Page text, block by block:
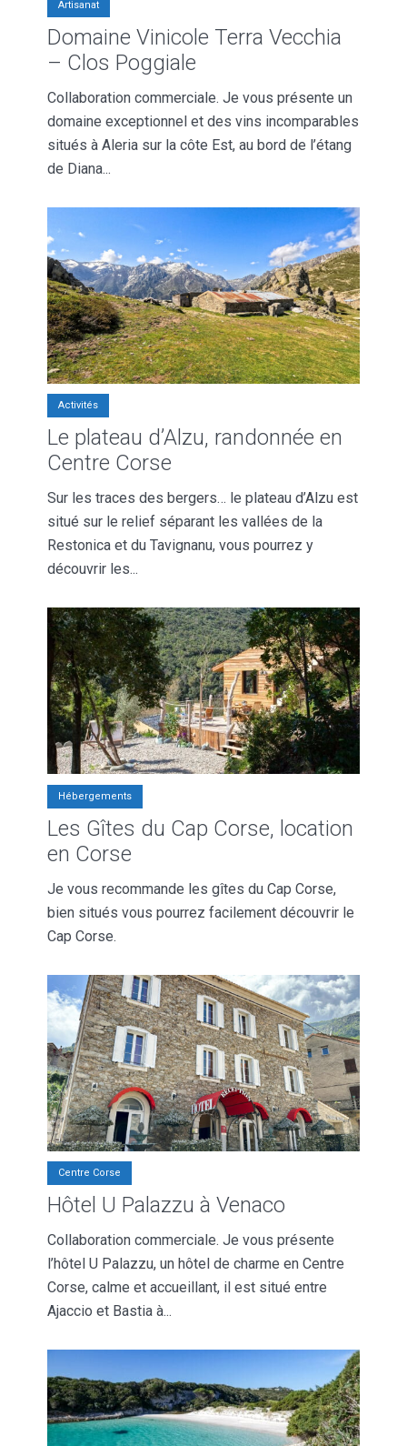
Artisanat
Domaine Vinicole Terra Vecchia
– Clos Poggiale
Collaboration commerciale. Je vous présente un
domaine exceptionnel et des vins incomparables
situés à Aleria sur la côte Est, au bord de l’étang
de Diana...
Activités
Le plateau d’Alzu, randonnée en
Centre Corse
Sur les traces des bergers… le plateau d’Alzu est
situé sur le relief séparant les vallées de la
Restonica et du Tavignanu, vous pourrez y
découvrir les...
Hébergements
Les Gîtes du Cap Corse, location
en Corse
Je vous recommande les gîtes du Cap Corse,
bien situés vous pourrez facilement découvrir le
Cap Corse.
Centre Corse
Hôtel U Palazzu à Venaco
Collaboration commerciale. Je vous présente
l’hôtel U Palazzu, un hôtel de charme en Centre
Corse, calme et accueillant, il est situé entre
Ajaccio et Bastia à...